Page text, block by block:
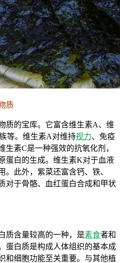
质
质的宝库。它富含维生素A、维
等。维生素A对维持视力、免疫
生素C是一种强效的抗氧化剂，
蛋白的生成。维生素K对于血液
。此外，紫菜还富含钙、铁、
对于骨骼、血红蛋白合成和甲状
质含量较高的一种，是素食者和
蛋白质是构成人体组织的基本成
和细胞功能至关重要。与其他植